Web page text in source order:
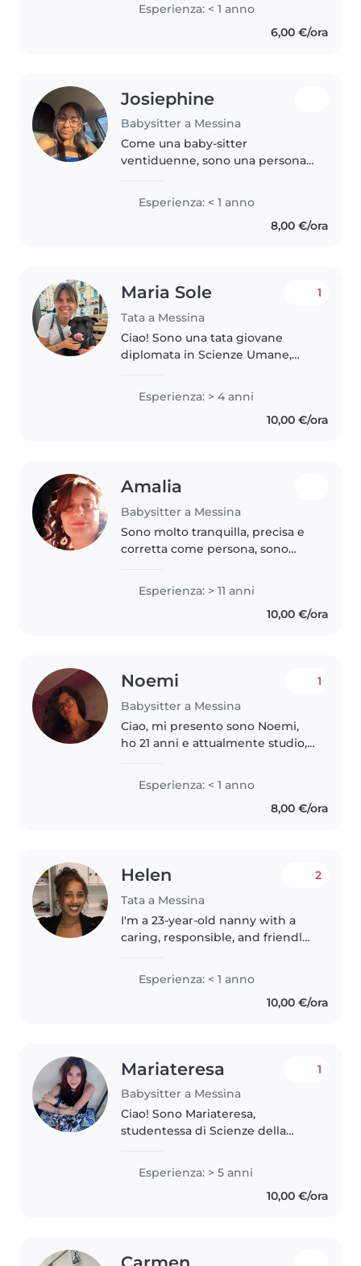
with children, and taking care of
Esperienza: < 1 anno
6,00 €/ora
Josiephine
Babysitter a Messina
Come una baby-sitter
ventiduenne, sono una persona
che adora leggere, ascoltare
musica e giocare con i bambini.
Sono a mio agio con gli animali,
Esperienza: < 1 anno
8,00 €/ora
Maria Sole
Tata a Messina
1
Ciao! Sono una tata giovane
diplomata in Scienze Umane,
cura di bambini di tutte le età.
Parlo inglese e italiano e ho una
certificazione in primo soccorso...
Esperienza: > 4 anni
10,00 €/ora
Amalia
Babysitter a Messina
Sono molto tranquilla, precisa e
corretta come persona, sono
mamma e capisco che non è
facile affidare i propri figli, anche
Esperienza: > 11 anni
10,00 €/ora
Noemi
Babysitter a Messina
1
Ciao, mi presento sono Noemi,
ho 21 anni e attualmente studio,
lavorative, ma amo stare a
contatto con i bambini e
prendermi cura di loro. Sono una
Esperienza: < 1 anno
8,00 €/ora
Helen
Tata a Messina
2
I'm a 23-year-old nanny with a
caring, responsible, and friendly
experience, I have enjoyed
Esperienza: < 1 anno
10,00 €/ora
Mariateresa
Babysitter a Messina
1
Ciao! Sono Mariateresa,
studentessa di Scienze della
vera passione per i bambini. Ho
alle spalle oltre un anno di
esperienza in asilo nido (0-3),
Esperienza: > 5 anni
10,00 €/ora